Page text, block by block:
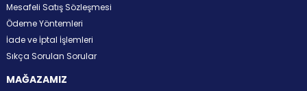
Mesafeli Satış Sözleşmesi
Ödeme Yöntemleri
İade ve İptal İşlemleri
Sıkça Sorulan Sorular
MAĞAZAMIZ